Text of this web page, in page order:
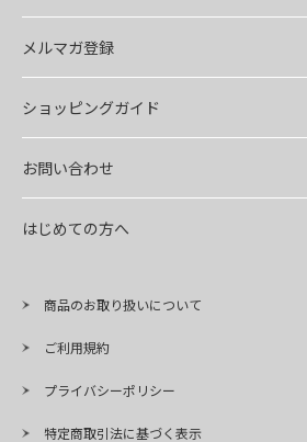
メルマガ登録
ショッピングガイド
お問い合わせ
はじめての方へ
商品のお取り扱いについて
ご利用規約
プライバシーポリシー
特定商取引法に基づく表示